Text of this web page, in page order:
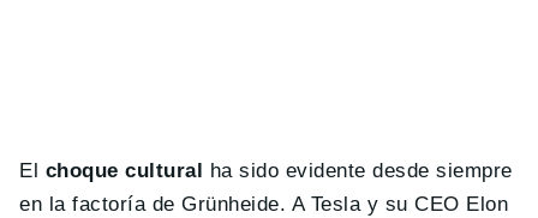
El choque cultural
ha sido evidente desde siempre
en la factoría de Grünheide. A Tesla y su CEO Elon